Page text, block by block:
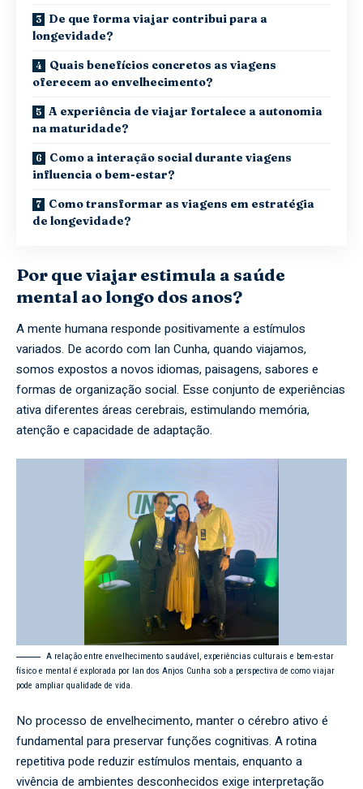
De que forma viajar contribui para a
longevidade?
Quais benefícios concretos as viagens
oferecem ao envelhecimento?
A experiência de viajar fortalece a autonomia
na maturidade?
Como a interação social durante viagens
influencia o bem-estar?
Como transformar as viagens em estratégia
de longevidade?
Por que viajar estimula a saúde
mental ao longo dos anos?
A mente humana responde positivamente a estímulos
variados. De acordo com Ian Cunha, quando viajamos,
somos expostos a novos idiomas, paisagens, sabores e
formas de organização social. Esse conjunto de experiências
ativa diferentes áreas cerebrais, estimulando memória,
atenção e capacidade de adaptação.
A relação entre envelhecimento saudável, experiências culturais e bem-estar
físico e mental é explorada por Ian dos Anjos Cunha sob a perspectiva de como viajar
pode ampliar qualidade de vida.
No processo de envelhecimento, manter o cérebro ativo é
fundamental para preservar funções cognitivas. A rotina
repetitiva pode reduzir estímulos mentais, enquanto a
vivência de ambientes desconhecidos exige interpretação